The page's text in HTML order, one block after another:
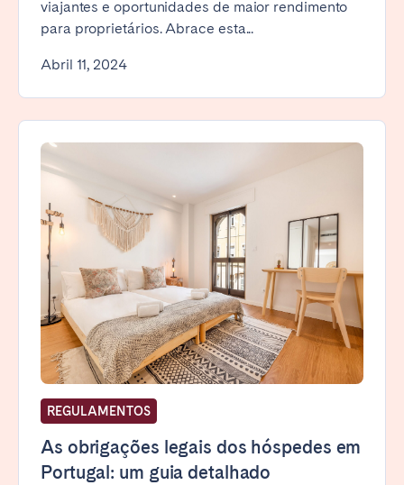
viajantes e oportunidades de maior rendimento
para proprietários. Abrace esta...
Abril 11, 2024
REGULAMENTOS
As obrigações legais dos hóspedes em
Portugal: um guia detalhado